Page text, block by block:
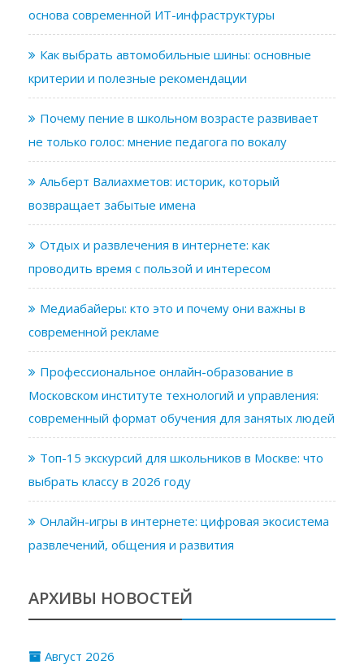
основа современной ИТ-инфраструктуры
Как выбрать автомобильные шины: основные
критерии и полезные рекомендации
Почему пение в школьном возрасте развивает
не только голос: мнение педагога по вокалу
Альберт Валиахметов: историк, который
возвращает забытые имена
Отдых и развлечения в интернете: как
проводить время с пользой и интересом
Медиабайеры: кто это и почему они важны в
современной рекламе
Профессиональное онлайн-образование в
Московском институте технологий и управления:
современный формат обучения для занятых людей
Топ-15 экскурсий для школьников в Москве: что
выбрать классу в 2026 году
Онлайн-игры в интернете: цифровая экосистема
развлечений, общения и развития
АРХИВЫ НОВОСТЕЙ
Август 2026